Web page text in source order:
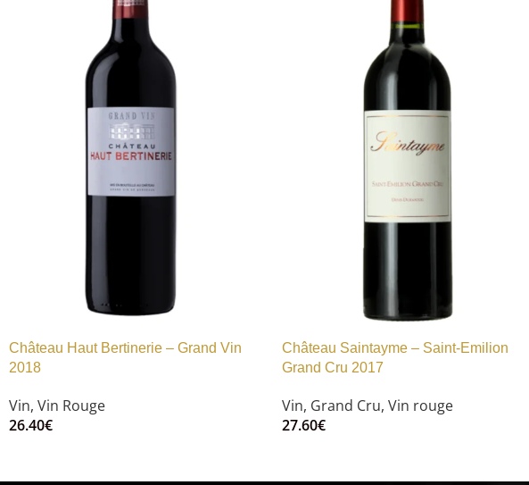
Château Haut Bertinerie – Grand Vin
2018
Vin, Vin Rouge
26.40€
Château Saintayme – Saint-Emilion
Grand Cru 2017
Vin, Grand Cru, Vin rouge
27.60€